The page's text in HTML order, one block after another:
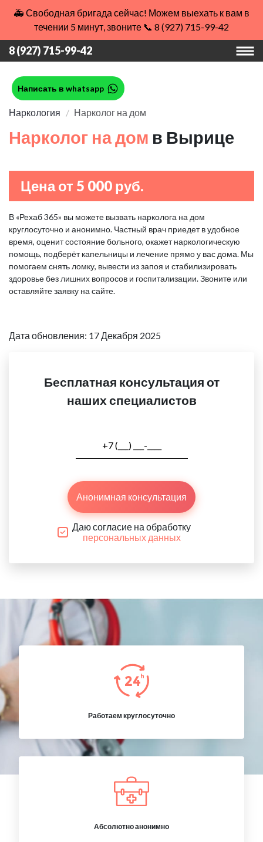
🚑 Свободная бригада сейчас! Можем выехать к вам в
течении 5 минут, звоните 📞 8 (927) 715-99-42
8 (927) 715-99-42
Написать в whatsapp
Наркология Нарколог на дом
Нарколог на дом в Вырице
Цена от 5 000 руб.
В «Рехаб 365» вы можете вызвать нарколога на дом
круглосуточно и анонимно. Частный врач приедет в удобное
время, оценит состояние больного, окажет наркологическую
помощь, подберёт капельницы и лечение прямо у вас дома. Мы
помогаем снять ломку, вывести из запоя и стабилизировать
здоровье без лишних вопросов и госпитализации. Звоните или
оставляйте заявку на сайте.
Дата обновления: 17 Декабря 2025
Бесплатная консультация от
наших специалистов
Анонимная консультация
Даю согласие на обработку
персональных данных
Работаем круглосуточно
Абсолютно анонимно